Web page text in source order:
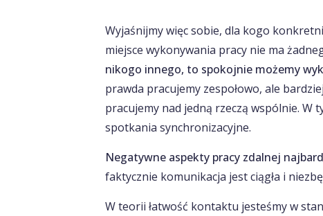
Wyjaśnijmy więc sobie, dla kogo
miejsce wykonywania pracy nie ma
nikogo innego, to spokojnie możemy
prawda pracujemy zespołowo, ale
pracujemy nad jedną rzeczą wspólnie.
spotkania synchronizacyjne.
Negatywne aspekty pracy zdalnej
faktycznie komunikacja jest ciągła i
W teorii łatwość kontaktu jesteśmy w